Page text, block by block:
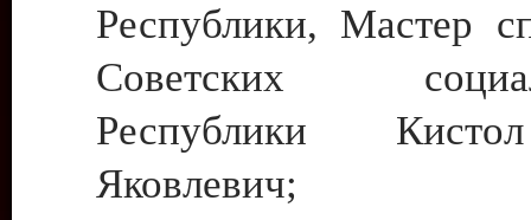
Республики, Мастер
Советских
Республики
Яковлевич;